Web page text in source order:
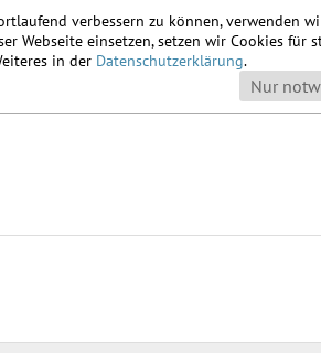
verbessern zu können, verwenden
Webseite einsetzen, setzen wir Cookies für
in der Datenschutzerklärung.
Nur